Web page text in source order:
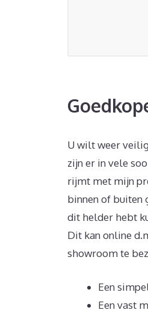
U wilt weer
zijn er in vele
rijmt met mijn
binnen of buiten
dit helder hebt
Dit kan online
showroom te
Een
Een vast